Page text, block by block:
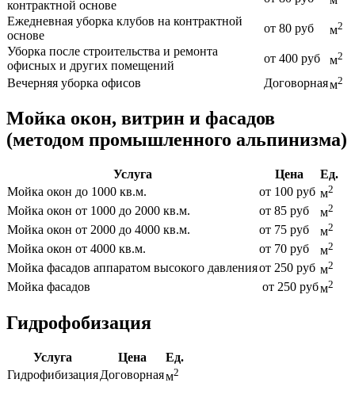
контрактной основе
Ежедневная уборка клубов на контрактной
основе
от 80 руб м2
Уборка после строительства и ремонта
офисных и других помещений
от 400 руб м2
Вечерняя уборка офисов Договорнаям2
Мойка окон, витрин и фасадов
(методом промышленного альпинизма)
Услуга Цена
Ед.
Мойка окон до 1000 кв.м.
от 100 руб м2
Мойка окон от 1000 до 2000 кв.м. от 85 руб м2
Мойка окон от 2000 до 4000 кв.м. от 75 руб м2
Мойка окон от 4000 кв.м. от 70 руб м2
Мойка фасадов аппаратом высокого давленияот 250 руб м2
Мойка фасадов от 250 рубм2
Гидрофобизация
Услуга Цена
Ед.
ГидрофибизацияДоговорнаям2